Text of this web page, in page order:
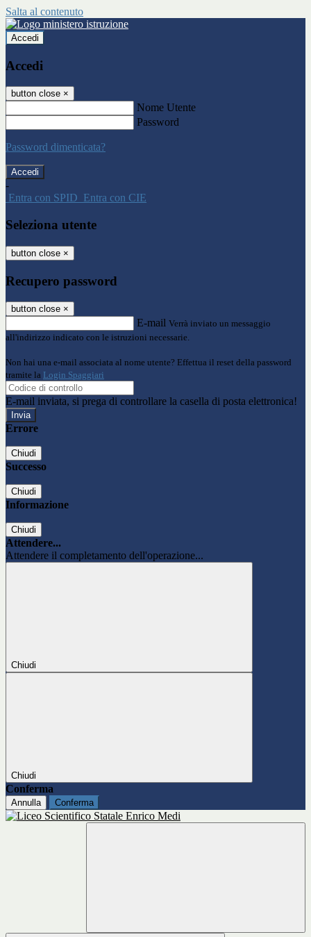
Salta al contenuto
Accedi
Accedi
button close ×
Nome Utente
Password
Password dimenticata?
-
Entra con SPID Entra con CIE
Seleziona utente
button close ×
Recupero password
button close ×
E-mail Verrà inviato un messaggio
all'indirizzo indicato con le istruzioni necessarie.
Non hai una e-mail associata al nome utente? Effettua il reset della password
tramite la Login Spaggiari
E-mail inviata, si prega di controllare la casella di posta elettronica!
Errore
Chiudi
Successo
Chiudi
Informazione
Chiudi
Attendere...
Attendere il completamento dell'operazione...
Chiudi
Chiudi
Conferma
Annulla Conferma